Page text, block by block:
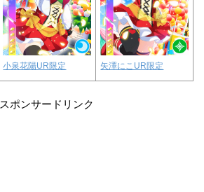
小泉花陽UR限定 矢澤にこUR限定
スポンサードリンク